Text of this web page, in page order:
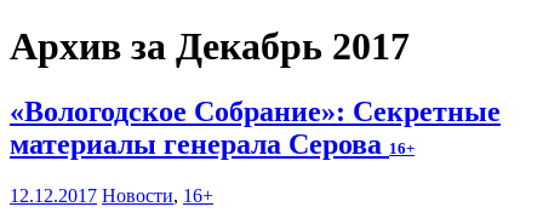
Архив за Декабрь 2017
«Вологодское Собрание»: Секретные
материалы генерала Серова 16+
12.12.2017 Новости, 16+